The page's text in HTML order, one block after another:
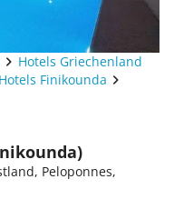
Hotels Griechenland
Hotels Finikounda
Peloponnes,